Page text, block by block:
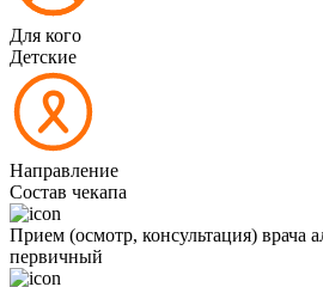
Для кого
Детские
Направление
Состав чекапа
Прием (осмотр, консультация) врача
первичный